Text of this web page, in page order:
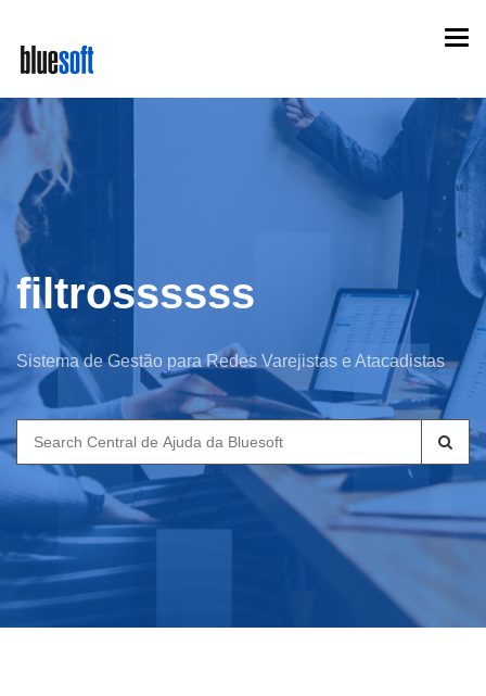
main
content
filtrossssss
Sistema de Gestão para Redes Varejistas e Atacadistas
Search
for: